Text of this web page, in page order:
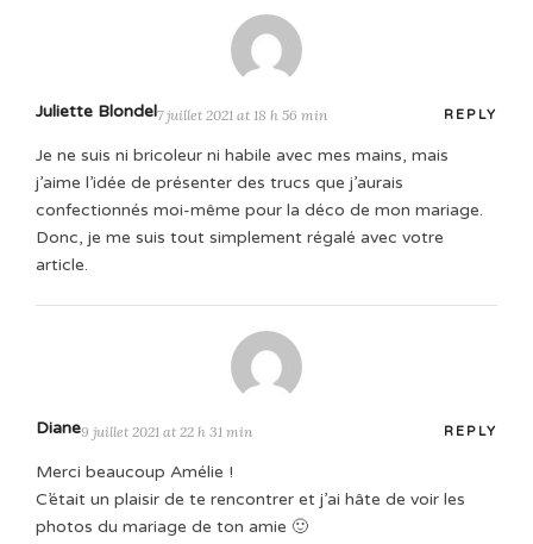
Juliette Blondel7 juillet 2021 at 18 h 56 min REPLY
Je ne suis ni bricoleur ni habile avec mes mains, mais
j’aime l’idée de présenter des trucs que j’aurais
confectionnés moi-même pour la déco de mon mariage.
Donc, je me suis tout simplement régalé avec votre
article.
Diane9 juillet 2021 at 22 h 31 min REPLY
Merci beaucoup Amélie !
C’était un plaisir de te rencontrer et j’ai hâte de voir les
photos du mariage de ton amie 🙂